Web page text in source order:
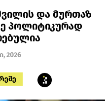
და მურთაზ
პოლიტიკურად
2026